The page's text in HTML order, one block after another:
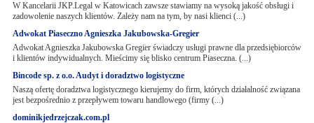
W Kancelarii JKP.Legal w Katowicach zawsze stawiamy na wysoką jakość obsługi i
zadowolenie naszych klientów. Zależy nam na tym, by nasi klienci (...)
Adwokat Piaseczno Agnieszka Jakubowska-Gregier
Adwokat Agnieszka Jakubowska Gregier świadczy usługi prawne dla przedsiębiorców
i klientów indywidualnych. Mieścimy się blisko centrum Piaseczna. (...)
Bincode sp. z o.o. Audyt i doradztwo logistyczne
Naszą ofertę doradztwa logistycznego kierujemy do firm, których działalność związana
jest bezpośrednio z przepływem towaru handlowego (firmy (...)
dominikjedrzejczak.com.pl